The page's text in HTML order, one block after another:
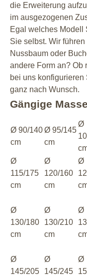
die Erweiterung
im ausgezogenen
Egal welches Modell
Sie selbst. Wir
Nussbaum oder
andere Form an? Ob
bei uns
ganz nach Wunsch.
Gängige
Ø 90/140
cm
Ø 95/145
cm
Ø
Ø
115/175
cm
Ø
120/160
cm
Ø
Ø
130/180
cm
Ø
130/210
cm
Ø
Ø
145/205
Ø
145/245
Ø